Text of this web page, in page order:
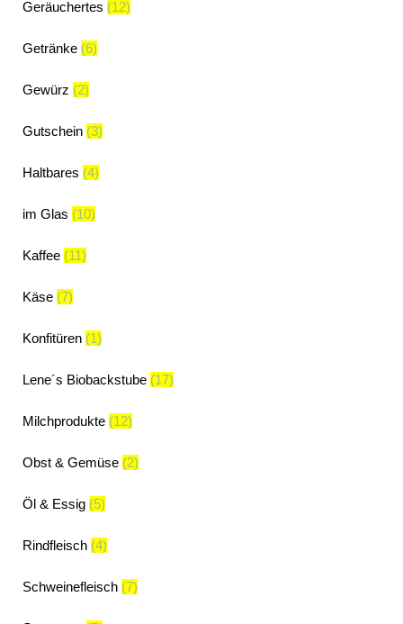
Geräuchertes (12)
Getränke (6)
Gewürz (2)
Gutschein (3)
Haltbares (4)
im Glas (10)
Kaffee (11)
Käse (7)
Konfitüren (1)
Lene´s Biobackstube (17)
Milchprodukte (12)
Obst & Gemüse (2)
Öl & Essig (5)
Rindfleisch (4)
Schweinefleisch (7)